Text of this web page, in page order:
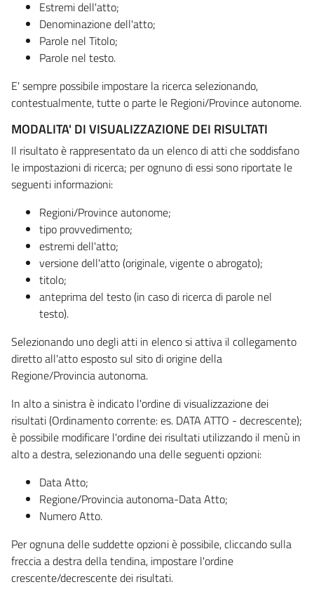
Estremi dell'atto;
Denominazione dell'atto;
Parole nel Titolo;
Parole nel testo.
E' sempre possibile impostare la ricerca selezionando,
contestualmente, tutte o parte le Regioni/Province autonome.
MODALITA' DI VISUALIZZAZIONE DEI RISULTATI
Il risultato è rappresentato da un elenco di atti che soddisfano
le impostazioni di ricerca; per ognuno di essi sono riportate le
seguenti informazioni:
Regioni/Province autonome;
tipo provvedimento;
estremi dell'atto;
versione dell'atto (originale, vigente o abrogato);
titolo;
anteprima del testo (in caso di ricerca di parole nel
testo).
Selezionando uno degli atti in elenco si attiva il collegamento
diretto all'atto esposto sul sito di origine della
Regione/Provincia autonoma.
In alto a sinistra è indicato l'ordine di visualizzazione dei
risultati (Ordinamento corrente: es. DATA ATTO - decrescente);
è possibile modificare l'ordine dei risultati utilizzando il menù in
alto a destra, selezionando una delle seguenti opzioni:
Data Atto;
Regione/Provincia autonoma-Data Atto;
Numero Atto.
Per ognuna delle suddette opzioni è possibile, cliccando sulla
freccia a destra della tendina, impostare l'ordine
crescente/decrescente dei risultati.